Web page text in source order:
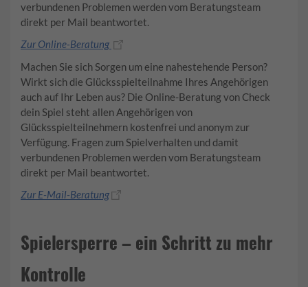
verbundenen Problemen werden vom Beratungsteam
direkt per Mail beantwortet.
Zur Online-Beratung
Machen Sie sich Sorgen um eine nahestehende Person?
Wirkt sich die Glücksspielteilnahme Ihres Angehörigen
auch auf Ihr Leben aus? Die Online-Beratung von Check
dein Spiel steht allen Angehörigen von
Glücksspielteilnehmern kostenfrei und anonym zur
Verfügung. Fragen zum Spielverhalten und damit
verbundenen Problemen werden vom Beratungsteam
direkt per Mail beantwortet.
Zur E-Mail-Beratung
Spielersperre – ein Schritt zu mehr
Kontrolle